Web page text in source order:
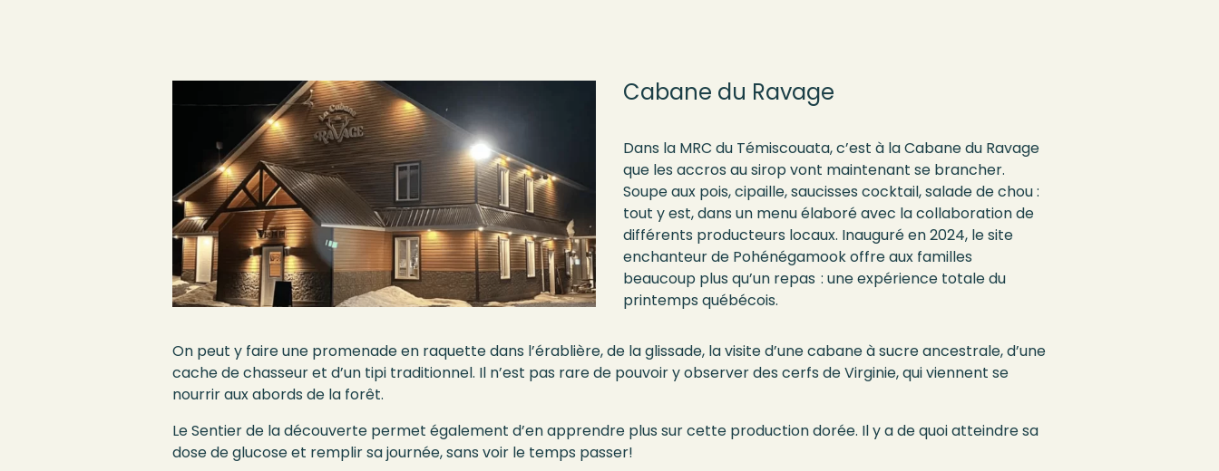
Cabane du Ravage
Dans la MRC du Témiscouata, c’est à la Cabane du Ravage
que les accros au sirop vont maintenant se brancher.
Soupe aux pois, cipaille, saucisses cocktail, salade de chou :
tout y est, dans un menu élaboré avec la collaboration de
différents producteurs locaux. Inauguré en 2024, le site
enchanteur de Pohénégamook offre aux familles
beaucoup plus qu’un repas : une expérience totale du
printemps québécois.
On peut y faire une promenade en raquettedans l’érablière,de la glissade, la visited’une cabane à sucre ancestrale,d’une
cache de chasseur et d’un tipi traditionnel. Il n’est pas rarede pouvoir yobserverdes cerfs de Virginie, qui viennent se
nourrir aux abords de la forêt.
Le Sentier de la découverte permet également d’en apprendre plus sur cette production dorée. Il y a de quoiatteindre sa
dose deglucoseet remplirsajournée, sans voir le temps passer!